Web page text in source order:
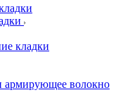
кладки
армирующее волокно